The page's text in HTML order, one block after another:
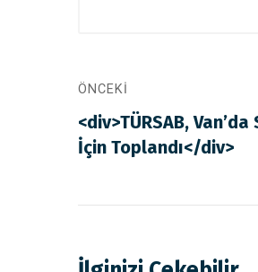
ÖNCEKI
<div>TÜRSAB,
İçin Toplandı</div>